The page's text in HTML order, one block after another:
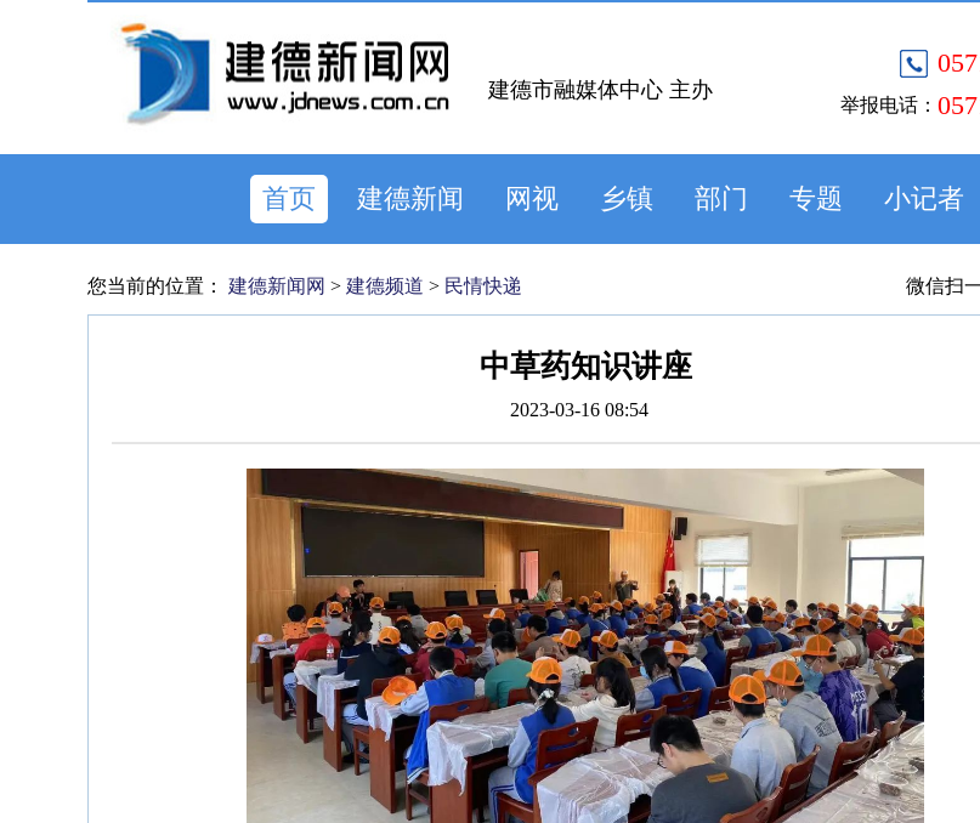
举报电话：
建德市融媒体中心 主办
首页 建德新闻 网视 乡镇 部门 专题 小记者
您当前的位置： 建德新闻网 > 建德频道 > 民情快递 微信扫
中草药知识讲座
2023-03-16 08:54